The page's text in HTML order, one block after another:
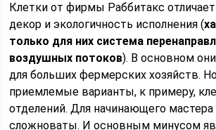
Клетки от фирмы Раббитакс
декор и экологичность исполнения (
только для них система
воздушных потоков). В основном
для больших фермерских хозяйств.
приемлемые варианты, к примеру,
отделений. Для начинающего
сложноваты. И основным минусом